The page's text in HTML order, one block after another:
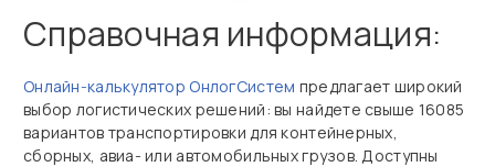
Справочная информация:
Онлайн‑калькулятор ОнлогСистем предлагает широкий
выбор логистических решений: вы найдете свыше 16085
вариантов транспортировки для контейнерных,
сборных, авиа‑ или автомобильных грузов. Доступны